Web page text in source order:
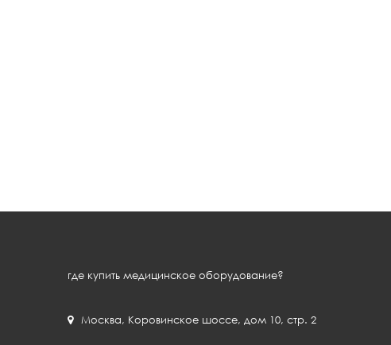
где купить медицинское оборудование?
Москва, Коровинское шоссе, дом 10, стр. 2